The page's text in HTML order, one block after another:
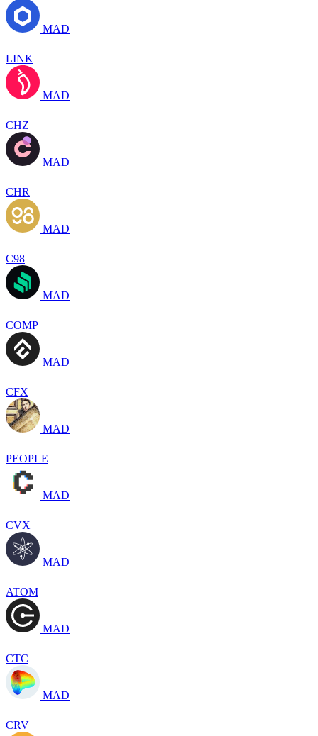
MAD
LINK
MAD
CHZ
MAD
CHR
MAD
C98
MAD
COMP
MAD
CFX
MAD
PEOPLE
MAD
CVX
MAD
ATOM
MAD
CTC
MAD
CRV